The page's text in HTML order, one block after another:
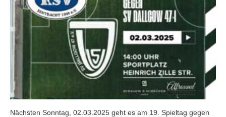
Nächsten Sonntag, 02.03.2025 geht es am 19. Spieltag gegen